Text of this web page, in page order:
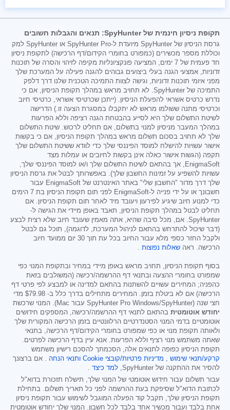
תקופת ניסיון חינמית של SpyHunter: תנאים והגבלות חשובים
גרסת הניסיון של SpyHunter מיועדת ל-SpyHunter Pro או SpyHunter למק
וכוללת מספר מכשירים (כמפורט בחומרי הקידום/דף הרכישה) לתקופת ניסיון
חד פעמית של 7 ימים, המציעה פונקציונליות מקיפה לזיהוי והסרה של תוכנות
זדוניות, אמצעי הגנה בעלי ביצועים גבוהים להגנה פעילה על המערכת שלך
מפני איומי תוכנות זדוניות, וגישה לצוות התמיכה הטכנית שלנו דרך דלפק
התמיכה של SpyHunter. לא תחויב מראש במהלך תקופת הניסיון, אם כי
נדרש כרטיס אשראי להפעלת הניסיון. (ייתכן שכרטיסי אשראי, כרטיסי חיוב
וכרטיסי מתנה ששולמו מראש לא יתקבלו במסגרת הצעה זו.) הדרישה
לשיטת התשלום שלך היא לסייע בהבטחת הגנה רציפה וללא הפרעות
במהלך המעבר מניסיון למנוי בתשלום, אם תחליט לרכוש. שיטת התשלום
שלך לא תחויב בסכום תשלום מראש במהלך תקופת הניסיון, אם כי בקשות
אישור עשויות להישלח למוסד הפיננסי שלך כדי לוודא ששיטת התשלום שלך
תקפה (הגשות אישור כאלה אינן בקשות לחיובים או עמלות מצד
EnigmaSoft, אך בהתאם לשיטת התשלום שלך ו/או למוסד הפיננסי שלך,
עשויות להשפיע על זמינות החשבון שלך). באפשרותך לבטל את גרסת הניסיון
שלך דרך מדור "החשבון שלי" באתר האינטרנט של EnigmaSoft עבור
חשבונך או על ידי פנייה ל-EnigmaSoft לפני תום תקופת הניסיון בת 7 הימים
כדי למנוע חיוב שיגיע לפירעון ויעובד מיד לאחר תום תקופת הניסיון. אם
תחליט לבטל במהלך תקופת הניסיון, תאבד באופן מיידי את הגישה ל-
SpyHunter. אם, מכל סיבה שהיא, אתה מאמין שעובד חיוב שלא רצית לבצע
(דבר שיכול להתרחש בהתאם לניהול המערכת, לדוגמה), תוכל גם לבטל
ולקבל החזר כספי מלא עבור החיוב בכל עת תוך 30 יום ממועד חיוב
הרכישה. ראה שאלות נפוצות .
בסוף תקופת הניסיון, תחויב מראש באופן מיידי במחיר ובתקופת המנוי כפי
שמפורט בחומרי ההצעה ובתנאי דף ההרשמה/רכישה (המשולבים בזאת
כהפניה; המחירים עשויים להשתנות בהתאם למדינה או למבצע לפי פרטי דף
הרכישה) אם לא ביטלת בזמן. המחירים מתחילים בדרך כלל ב- $79.98 מדי
חצי שנה (SpyHunter Pro Windows/SpyHunter עבור Mac). המנוי שרכשת
יחודש אוטומטית בהתאם לתנאי דף ההרשמה/רכישה, המספקים חידושים
אוטומטיים בדמי המנוי הסטנדרטיים הרלוונטיים בזמן הרכישה המקורית שלך
ולאותה תקופת מנוי או כפי שמפורט בחומרי הקידום/דף הרכישה, בתנאי
שאתה משתמש מנוי רציף וללא הפרעות. אנא עיין בדף הרכישה לפרטים.
תקופת הניסיון כפופה לתנאים אלה, הסכמתך להסכם רישיון משתמש
קרקע/תנאי שימוש , מדיניות פרטיות/קובצי Cookie ותנאי הנחה . אם ברצונך
להסיר את ההתקנה של SpyHunter,
למד כיצד .
עבור תשלום עבור חידוש אוטומטי של המנוי שלך, תישלח תזכורת בדוא"ל
לכתובת הדוא"ל שסיפקת בעת ההרשמה לפני כל תאריך תשלום. בתחילת
תקופת הניסיון שלך, תקבל קוד הפעלה המוגבל לשימוש עבור תקופת ניסיון
אחת בלבד ועבור מכשיר אחד בלבד לכל חשבון. המנוי שלך יחודש אוטומטית